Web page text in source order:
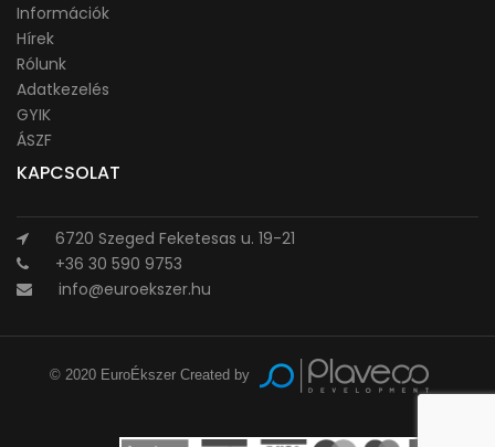
Információk
Hírek
Rólunk
Adatkezelés
GYIK
ÁSZF
KAPCSOLAT
6720 Szeged Feketesas u. 19-21
+36 30 590 9753
info@euroekszer.hu
© 2020 EuroÉkszer Created by